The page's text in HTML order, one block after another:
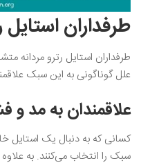
طرفداران استایل
طرفداران استایل رترو مردانه
علل گوناگونی به این سبک
علاقمندان به مد و
کسانی که به دنبال یک استایل
سبک را انتخاب می‌کنند. به